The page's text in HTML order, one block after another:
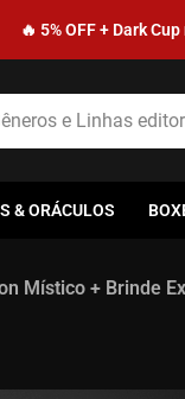
🔥 5% OFF + Dark
e Linhas editoriais
& ORÁCULOS
Místico + Brinde